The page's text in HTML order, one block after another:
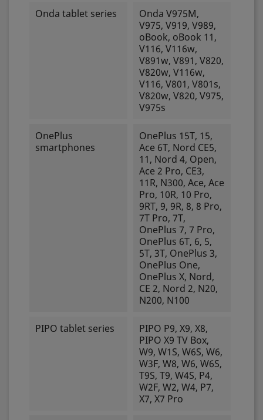
Onda tablet series
Onda V975M,
V975, V919, V989,
oBook, oBook 11,
V116, V116w,
V891w, V891, V820,
V820w, V116w,
V116, V801, V801s,
V820w, V820, V975,
V975s
OnePlus
smartphones
OnePlus 15T, 15,
Ace 6T, Nord CE5,
11, Nord 4, Open,
Ace 2 Pro, CE3,
11R, N300, Ace, Ace
Pro, 10R, 10 Pro,
9RT, 9, 9R, 8, 8 Pro,
7T Pro, 7T,
OnePlus 7, 7 Pro,
OnePlus 6T, 6, 5,
5T, 3T, OnePlus 3,
OnePlus One,
OnePlus X, Nord,
CE 2, Nord 2, N20,
N200, N100
PIPO tablet series
PIPO P9, X9, X8,
PIPO X9 TV Box,
W9, W1S, W6S, W6,
W3F, W8, W6, W6S,
T9S, T9, W4S, P4,
W2F, W2, W4, P7,
X7, X7 Pro